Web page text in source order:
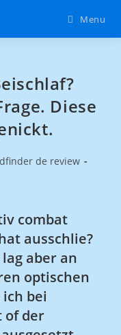
Menu
Diese
de review
combat
ausschlie?
aber an
optischen
bei
of der